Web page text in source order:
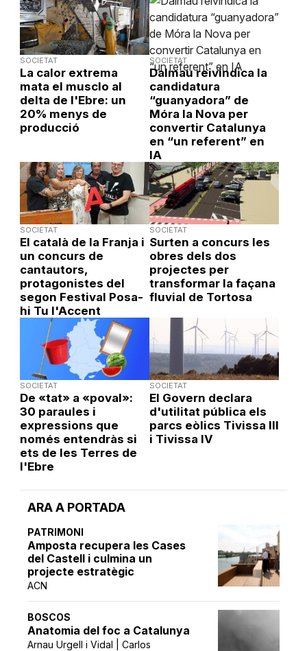
ARA A PORTADA
PATRIMONI
Amposta recupera les Cases
del Castell i culmina un
projecte estratègic
ACN
BOSCOS
Anatomia del foc a Catalunya
Arnau Urgell i Vidal | Carlos
SOCIETAT
La calor extrema
mata el musclo al
delta de l'Ebre: un
20% menys de
producció
SOCIETAT
Dalmau reivindica la
candidatura
“guanyadora” de
Móra la Nova per
convertir Catalunya
en “un referent” en
IA
SOCIETAT
El català de la Franja i
un concurs de
cantautors,
protagonistes del
segon Festival Posa-
hi Tu l'Accent
SOCIETAT
Surten a concurs les
obres dels dos
projectes per
transformar la façana
fluvial de Tortosa
SOCIETAT
De «tat» a «poval»:
30 paraules i
expressions que
només entendràs si
ets de les Terres de
l'Ebre
SOCIETAT
El Govern declara
d'utilitat pública els
parcs eòlics Tivissa III
i Tivissa IV